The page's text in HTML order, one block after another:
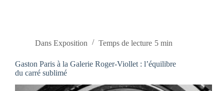
Dans Exposition Temps de lecture 5 min
Gaston Paris à la Galerie Roger-Viollet : l’équilibre
du carré sublimé